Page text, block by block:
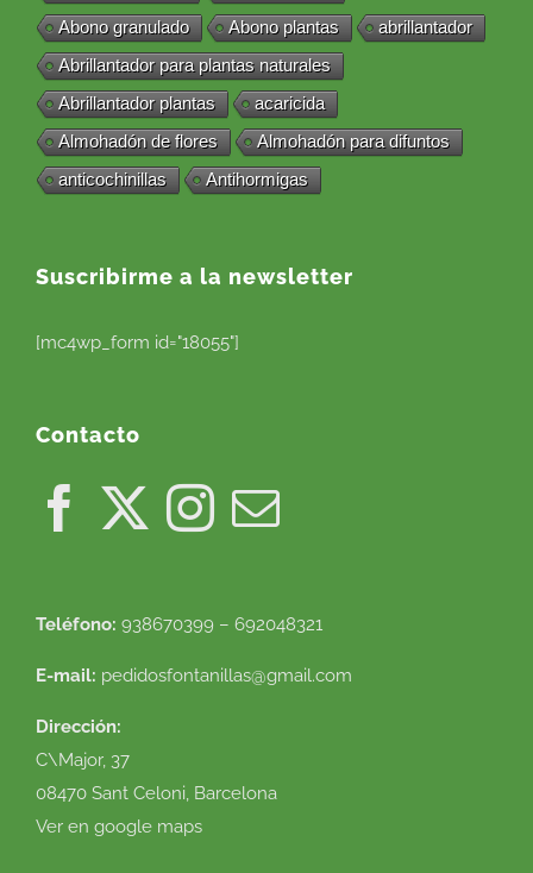
Abono granulado
Abono plantas
abrillantador
Abrillantador para plantas naturales
Abrillantador plantas
acaricida
Almohadón de flores
Almohadón para difuntos
anticochinillas
Antihormigas
Suscribirme a la newsletter
[mc4wp_form id="18055"]
Contacto
Teléfono: 938670399 – 692048321
E-mail: pedidosfontanillas@gmail.com
Dirección:
C\Major, 37
08470 Sant Celoni, Barcelona
Ver en google maps